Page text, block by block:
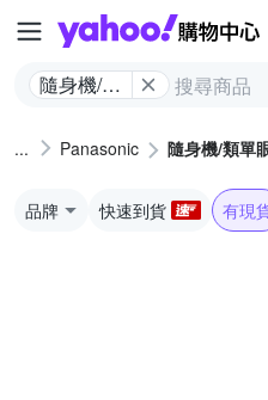
隨身機/類
Panasonic 隨身機/類單
品牌 快速到貨 有現